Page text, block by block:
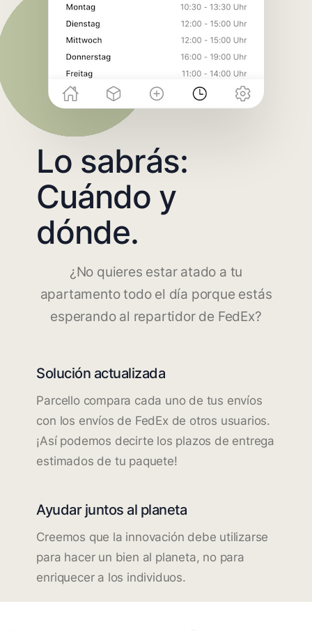
Lo sabrás:
Cuándo y
dónde.
¿No quieres estar atado a tu
apartamento todo el día porque estás
esperando al repartidor de FedEx?
Solución actualizada
Parcello compara cada uno de tus envíos
con los envíos de FedEx de otros usuarios.
¡Así podemos decirte los plazos de entrega
estimados de tu paquete!
Ayudar juntos al planeta
Creemos que la innovación debe utilizarse
para hacer un bien al planeta, no para
enriquecer a los individuos.